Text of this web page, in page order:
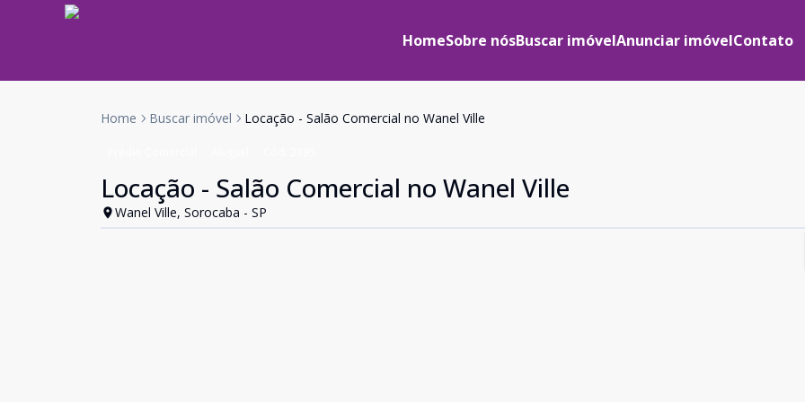
HomeSobre nósBuscar imóvelAnunciar imóvelContato
Home Buscar imóvel Locação - Salão Comercial no Wanel Ville
Locação - Salão Comercial no Wanel Ville
Wanel Ville, Sorocaba - SP